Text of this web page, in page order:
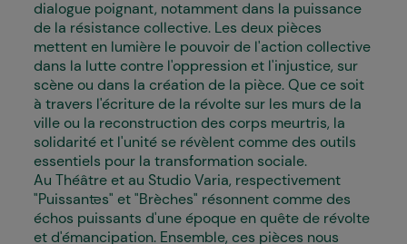
dialogue poignant, notamment dans la puissance
de la résistance collective. Les deux pièces
mettent en lumière le pouvoir de l'action collective
dans la lutte contre l'oppression et l'injustice, sur
scène ou dans la création de la pièce. Que ce soit
à travers l'écriture de la révolte sur les murs de la
ville ou la reconstruction des corps meurtris, la
solidarité et l'unité se révèlent comme des outils
essentiels pour la transformation sociale.
Au Théâtre et au Studio Varia, respectivement
"Puissant·es" et "Brèches" résonnent comme des
échos puissants d'une époque en quête de révolte
et d'émancipation. Ensemble, ces pièces nous